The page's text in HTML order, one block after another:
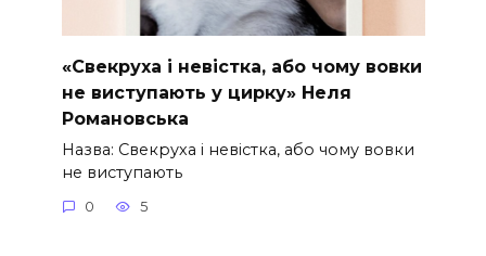
«Свекруха і невістка, або чому вовки
не виступають у цирку» Неля
Романовська
Назва: Свекруха і невістка, або чому вовки
не виступають
0 5